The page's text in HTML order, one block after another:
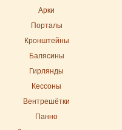
Арки
Порталы
Кронштейны
Балясины
Гирлянды
Кессоны
Вентрешётки
Панно